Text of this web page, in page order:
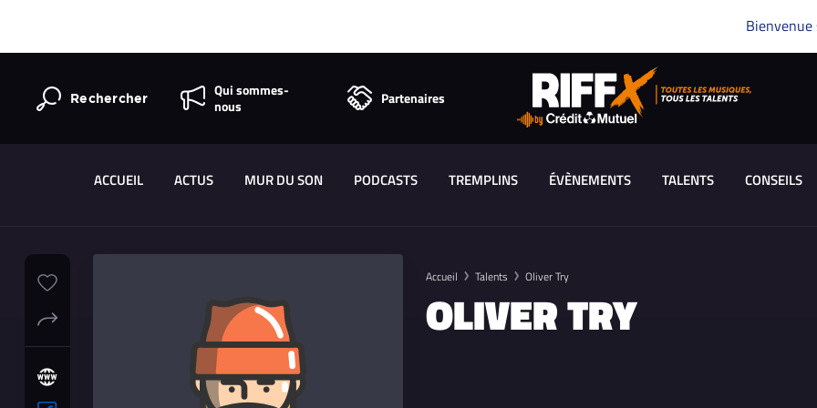
Bienvenue
Rechercher
Qui sommes-
nous
Partenaires
ACCUEIL ACTUS MUR DU SON PODCASTS TREMPLINS ÉVÈNEMENTS TALENTS CONSEILS
Accueil Talents Oliver Try
OLIVER TRY